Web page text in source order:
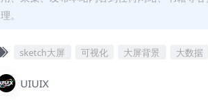
理。
sketch大屏 可视化 大屏背景 大数据
UIUIX